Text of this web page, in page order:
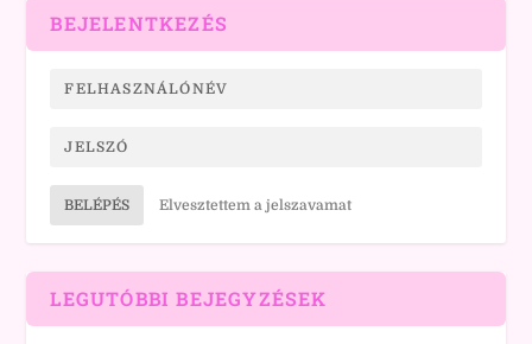
BEJELENTKEZÉS
BELÉPÉS Elvesztettem a jelszavamat
LEGUTÓBBI BEJEGYZÉSEK